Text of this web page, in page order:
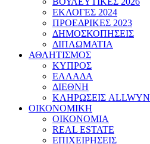
ΕΚΛΟΓΕΣ 2024
ΠΡΟΕΔΡΙΚΕΣ 2023
ΔΗΜΟΣΚΟΠΗΣΕΙΣ
ΔΙΠΛΩΜΑΤΙΑ
ΑΘΛΗΤΙΣΜΟΣ
ΚΥΠΡΟΣ
ΕΛΛΑΔΑ
ΔΙΕΘΝΗ
ΚΛΗΡΩΣΕΙΣ ALLWYN
ΟΙΚΟΝΟΜΙΚΗ
ΟΙΚΟΝΟΜΙΑ
REAL ESTATE
ΕΠΙΧΕΙΡΗΣΕΙΣ